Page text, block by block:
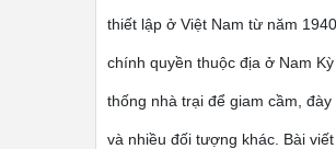
thiết lập ở Việt Nam từ năm
chính quyền thuộc địa ở Nam
thống nhà trại để giam cầm,
và nhiều đối tượng khác. Bài